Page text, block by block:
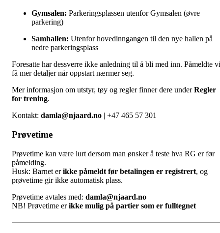
Gymsalen: Parkeringsplassen utenfor Gymsalen (øvre
parkering)
Samhallen: Utenfor hovedinngangen til den nye hallen på
nedre parkeringsplass
Foresatte har dessverre ikke anledning til å bli med inn. Påmeldte
få mer detaljer når oppstart nærmer seg.
Mer informasjon om utstyr, tøy og regler finner dere underRegler
for trening.
Kontakt: damla@njaard.no | +47 465 57 301
Prøvetime
Prøvetime kan være lurt dersom man ønsker å teste hva RG er før
påmelding.
Husk: Barnet erikke påmeldt før betalingen er registrert, og
prøvetime gir ikke automatisk plass.
Prøvetime avtales med: damla@njaard.no
NB! Prøvetime erikke mulig på partier som er fulltegnet